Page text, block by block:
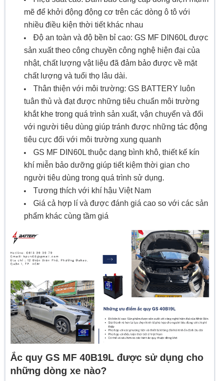
mẽ để khởi động động cơ trên các dòng ô tô với
nhiều điều kiện thời tiết khác nhau
Độ an toàn và độ bền bỉ cao: GS MF DIN60L được
sản xuất theo công chuyền công nghệ hiện đại của
nhật, chất lượng vật liệu đã đảm bảo được về mặt
chất lượng và tuổi thọ lâu dài.
Thân thiện với môi trường: GS BATTERY luôn
tuân thủ và đạt được những tiêu chuẩn môi trường
khắt khe trong quá trình sản xuất, vận chuyển và đối
với người tiêu dùng giúp tránh được những tác động
tiêu cực đối với môi trường xung quanh
GS MF DIN60L thuộc dạng bình khô, thiết kế kín
khí miễn bảo dưỡng giúp tiết kiệm thời gian cho
người tiêu dùng trong quá trình sử dụng.
Tương thích với khí hậu Việt Nam
Giá cả hợp lí và được đánh giá cao so với các sản
phẩm khác cùng tầm giá
Ắc quy GS MF 40B19L được sử dụng cho
những dòng xe nào?